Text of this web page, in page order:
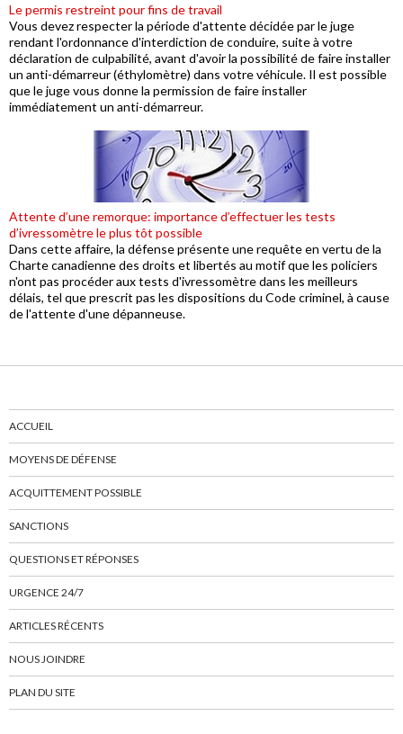
Le permis restreint pour fins de travail
Vous devez respecter la période d'attente décidée par le juge
rendant l'ordonnance d'interdiction de conduire, suite à votre
déclaration de culpabilité, avant d'avoir la possibilité de faire installer
un anti-démarreur (éthylomètre) dans votre véhicule. Il est possible
que le juge vous donne la permission de faire installer
immédiatement un anti-démarreur.
Attente d’une remorque: importance d’effectuer les tests
d’ivressomètre le plus tôt possible
Dans cette affaire, la défense présente une requête en vertu de la
Charte canadienne des droits et libertés au motif que les policiers
n'ont pas procéder aux tests d'ivressomètre dans les meilleurs
délais, tel que prescrit pas les dispositions du Code criminel, à cause
de l'attente d'une dépanneuse.
ACCUEIL
MOYENS DE DÉFENSE
ACQUITTEMENT POSSIBLE
SANCTIONS
QUESTIONS ET RÉPONSES
URGENCE 24/7
ARTICLES RÉCENTS
NOUS JOINDRE
PLAN DU SITE